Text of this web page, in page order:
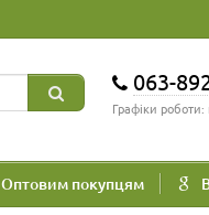
063-
Графіки роботи:
Оптовим покупцям